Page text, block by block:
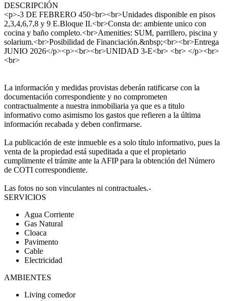
DESCRIPCIÓN
<p>-3 DE FEBRERO 450<br><br>Unidades disponible en pisos
2,3,4,6,7,8 y 9 E.Bloque II.<br>Consta de: ambiente unico con
cocina y baño completo.<br>Amenities: SUM, parrillero, piscina y
solarium.<br>Posibilidad de Financiación.&nbsp;<br><br>Entrega
JUNIO 2026</p><p><br><br>UNIDAD 3-E<br> <br> </p><br>
<br>
La información y medidas provistas deberán ratificarse con la
documentación correspondiente y no comprometen
contractualmente a nuestra inmobiliaria ya que es a titulo
informativo como asimismo los gastos que refieren a la última
información recabada y deben confirmarse.
La publicación de este inmueble es a solo título informativo, pues la
venta de la propiedad está supeditada a que el propietario
cumplimente el trámite ante la AFIP para la obtención del Número
de COTI correspondiente.
Las fotos no son vinculantes ni contractuales.-
SERVICIOS
Agua Corriente
Gas Natural
Cloaca
Pavimento
Cable
Electricidad
AMBIENTES
Living comedor